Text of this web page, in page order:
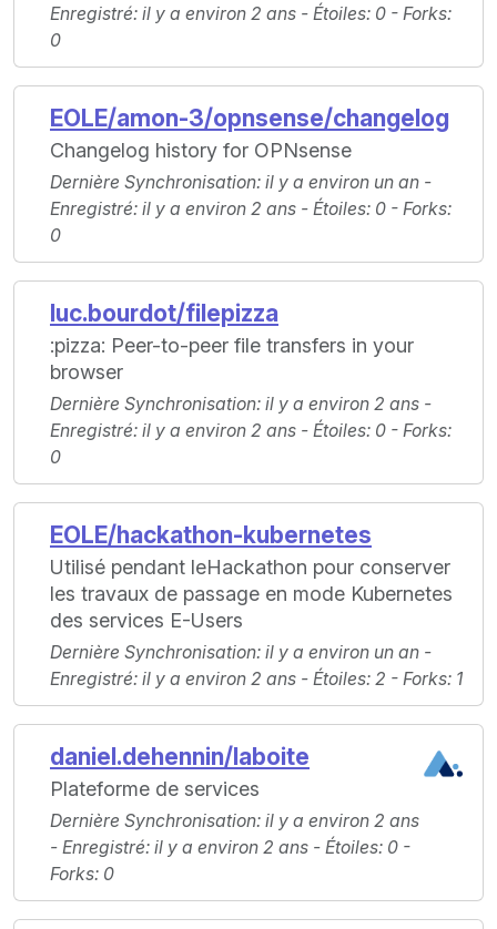
Enregistré: il y a environ 2 ans - Étoiles: 0 - Forks:
0
EOLE/amon-3/opnsense/changelog
Changelog history for OPNsense
Dernière Synchronisation: il y a environ un an -
Enregistré: il y a environ 2 ans - Étoiles: 0 - Forks:
0
luc.bourdot/filepizza
:pizza: Peer-to-peer file transfers in your
browser
Dernière Synchronisation: il y a environ 2 ans -
Enregistré: il y a environ 2 ans - Étoiles: 0 - Forks:
0
EOLE/hackathon-kubernetes
Utilisé pendant leHackathon pour conserver
les travaux de passage en mode Kubernetes
des services E-Users
Dernière Synchronisation: il y a environ un an -
Enregistré: il y a environ 2 ans - Étoiles: 2 - Forks: 1
daniel.dehennin/laboite
Plateforme de services
Dernière Synchronisation: il y a environ 2 ans
- Enregistré: il y a environ 2 ans - Étoiles: 0 -
Forks: 0